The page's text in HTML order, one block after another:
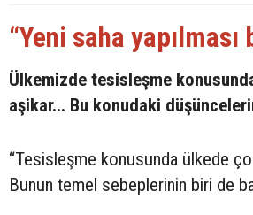
“Yeni saha
Ülkemizde tesisleşme
aşikar... Bu konudaki
“Tesisleşme konusunda ülkede
Bunun temel sebeplerinin biri de